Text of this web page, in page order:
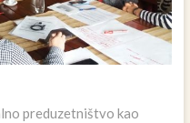
preduzetništvo kao